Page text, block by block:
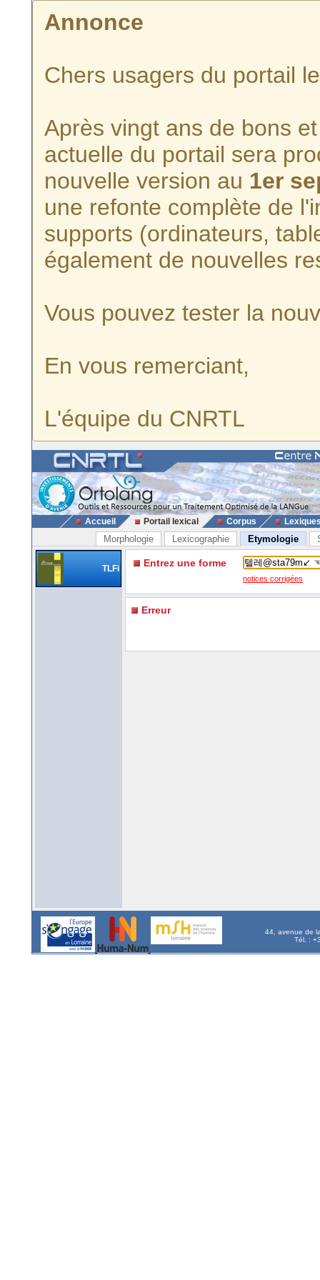
Annonce
Chers usagers du portail
Après vingt ans de bons
actuelle du portail sera
nouvelle version au 1er
une refonte complète de
supports (ordinateurs,
également de nouvelles
Vous pouvez tester la
En vous remerciant,
L'équipe du CNRTL
Accueil Portail lexical Corpus
Morphologie Lexicographie Etymologie
TLFi Entrez une forme
notices corrigées
Erreur
44, avenue de
Tél. :